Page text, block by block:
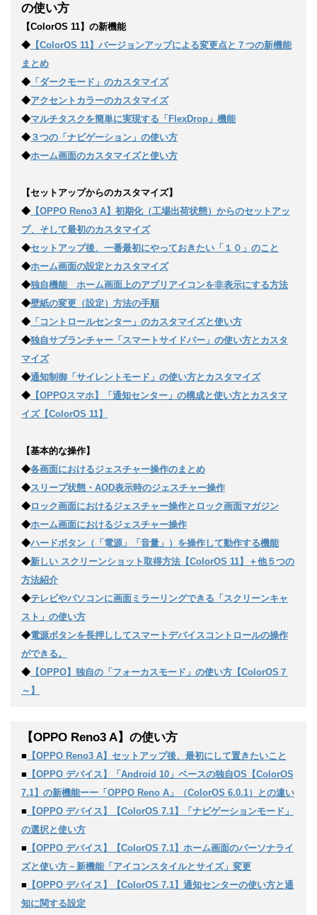
の使い方
【ColorOS 11】の新機能
◆ 【ColorOS 11】バージョンアップによる変更点と７つの新機能
まとめ
◆ 「ダークモード」のカスタマイズ
◆アクセントカラーのカスタマイズ
◆マルチタスクを簡単に実現する「FlexDrop」機能
◆ ３つの「ナビゲーション」の使い方
◆ホーム画面のカスタマイズと使い方
【セットアップからのカスタマイズ】
◆ 【OPPO Reno3 A】初期化（工場出荷状態）からのセットアッ
プ、そして最初のカスタマイズ
◆セットアップ後、一番最初にやっておきたい「１０」のこと
◆ホーム画面の設定とカスタマイズ
◆独自機能 ホーム画面上のアプリアイコンを非表示にする方法
◆壁紙の変更（設定）方法の手順
◆ 「コントロールセンター」のカスタマイズと使い方
◆独自サブランチャー「スマートサイドバー」の使い方とカスタ
マイズ
◆通知制御「サイレントモード」の使い方とカスタマイズ
◆ 【OPPOスマホ】「通知センター」の構成と使い方とカスタマ
イズ【ColorOS 11】
【基本的な操作】
◆各画面におけるジェスチャー操作のまとめ
◆スリープ状態・AOD表示時のジェスチャー操作
◆ロック画面におけるジェスチャー操作とロック画面マガジン
◆ホーム画面におけるジェスチャー操作
◆ハードボタン（「電源」「音量」）を操作して動作する機能
◆新しい スクリーンショット取得方法【ColorOS 11】＋他５つの
方法紹介
◆テレビやパソコンに画面ミラーリングできる「スクリーンキャ
スト」の使い方
◆電源ボタンを長押ししてスマートデバイスコントロールの操作
ができる。
◆ 【OPPO】独自の「フォーカスモード」の使い方【ColorOS７
～】
【OPPO Reno3 A】の使い方
■ 【OPPO Reno3 A】セットアップ後、最初にして置きたいこと
■ 【OPPO デバイス】「Android 10」ベースの独自OS【ColorOS
7.1】の新機能ーー「OPPO Reno A」（ColorOS 6.0.1）との違い
■ 【OPPO デバイス】【ColorOS 7.1】「ナビゲーションモード」
の選択と使い方
■ 【OPPO デバイス】【ColorOS 7.1】ホーム画面のパーソナライ
ズと使い方－新機能「アイコンスタイルとサイズ」変更
■ 【OPPO デバイス】【ColorOS 7.1】通知センターの使い方と通
知に関する設定